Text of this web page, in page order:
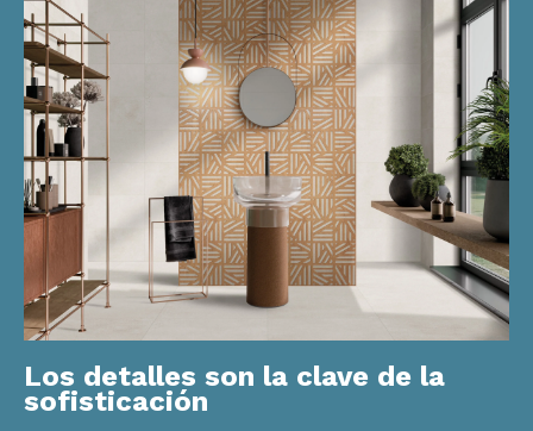
Los detalles son la clave de la
sofisticación